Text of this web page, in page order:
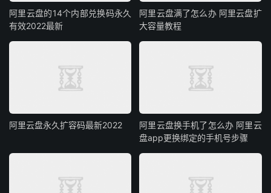
阿里云盘的14个内部兑换码永久
有效2022最新
阿里云盘满了怎么办 阿里云盘扩
大容量教程
阿里云盘永久扩容码最新2022
阿里云盘换手机了怎么办 阿里云
盘app更换绑定的手机号步骤